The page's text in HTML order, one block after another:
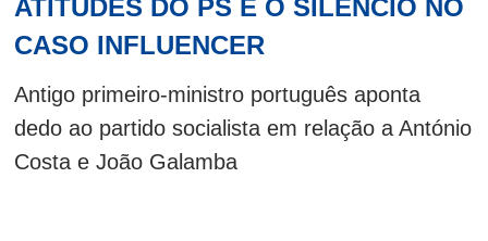
ATITUDES DO PS E O SILÊNCIO NO
CASO INFLUENCER
Antigo primeiro-ministro português aponta
dedo ao partido socialista em relação a António
Costa e João Galamba